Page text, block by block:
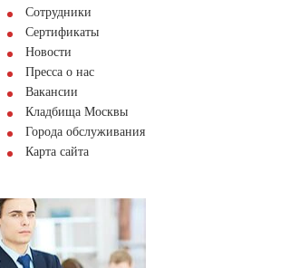
Сотрудники
Сертификаты
Новости
Пресса о нас
Вакансии
Кладбища Москвы
Города обслуживания
Карта сайта